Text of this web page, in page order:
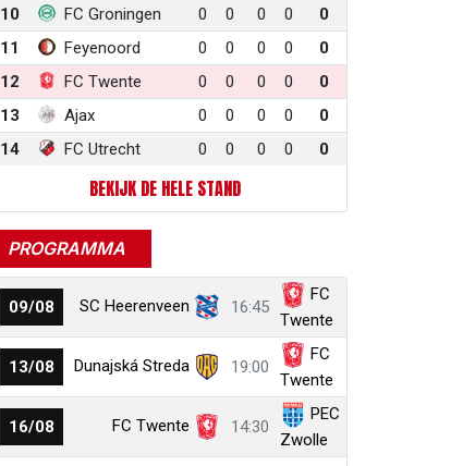
10
FC Groningen 0 0 0 0
0
11
Feyenoord 0 0 0 0
0
12
FC Twente 0 0 0 0
0
13
Ajax 0 0 0 0
0
14
FC Utrecht 0 0 0 0 0
BEKIJK DE HELE STAND
PROGRAMMA
09/08 SC Heerenveen 16:45
FC
Twente
13/08 Dunajská Streda 19:00
FC
Twente
16/08 FC Twente 14:30
PEC
Zwolle